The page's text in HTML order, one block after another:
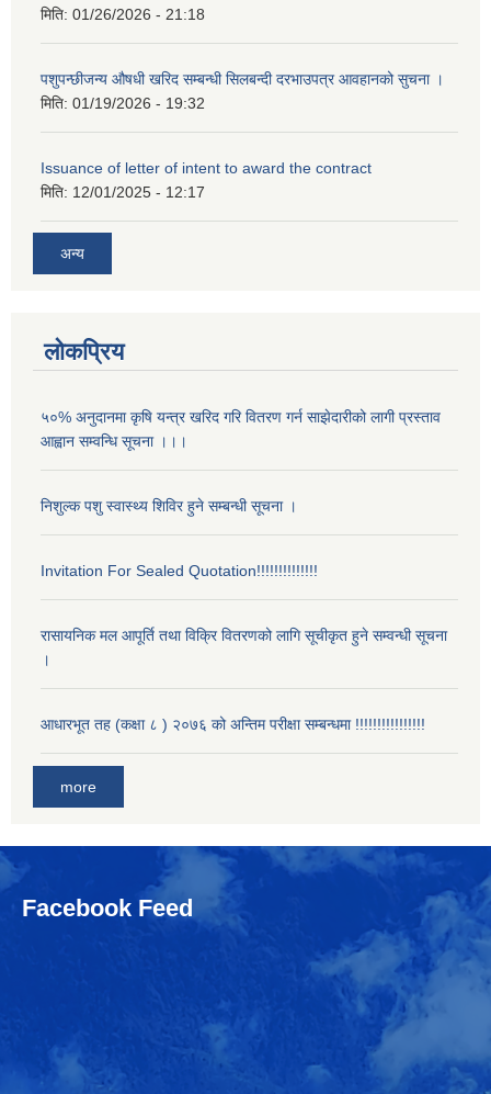
मिति: 01/26/2026 - 21:18
पशुपन्छीजन्य औषधी खरिद सम्बन्धी सिलबन्दी दरभाउपत्र आवहानको सुचना ।
मिति: 01/19/2026 - 19:32
Issuance of letter of intent to award the contract
मिति: 12/01/2025 - 12:17
अन्य
लोकप्रिय
५०% अनुदानमा कृषि यन्त्र खरिद गरि वितरण गर्न साझेदारीको लागी प्रस्ताव
आह्वान सम्वन्धि सूचना ।।।
निशुल्क पशु स्वास्थ्य शिविर हुने सम्बन्धी सूचना ।
Invitation For Sealed Quotation!!!!!!!!!!!!!!
रासायनिक मल आपूर्ति तथा विक्रि वितरणको लागि सूचीकृत हुने सम्वन्धी सूचना
।
आधारभूत तह (कक्षा ८ ) २०७६ को अन्तिम परीक्षा सम्बन्धमा !!!!!!!!!!!!!!!!
more
Facebook Feed